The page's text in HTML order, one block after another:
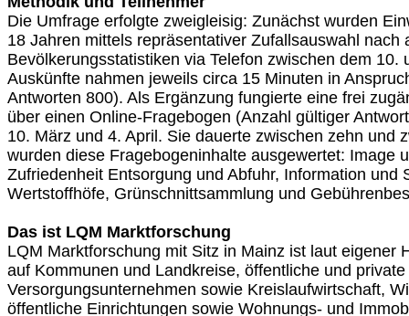
Die Umfrage erfolgte zweigleisig: Zunächst wurden
18 Jahren mittels repräsentativer Zufallsauswahl nach
Bevölkerungsstatistiken via Telefon zwischen dem 10.
Auskünfte nahmen jeweils circa 15 Minuten in
Antworten 800). Als Ergänzung fungierte eine frei
über einen Online-Fragebogen (Anzahl gültiger
10. März und 4. April. Sie dauerte zwischen zehn und
wurden diese Fragebogeninhalte ausgewertet: Image
Zufriedenheit Entsorgung und Abfuhr, Information und
Wertstoffhöfe, Grünschnittsammlung und
Das ist LQM Marktforschung
LQM Marktforschung mit Sitz in Mainz ist laut eigener
auf Kommunen und Landkreise, öffentliche und
Versorgungsunternehmen sowie Kreislaufwirtschaft,
öffentliche Einrichtungen sowie Wohnungs- und